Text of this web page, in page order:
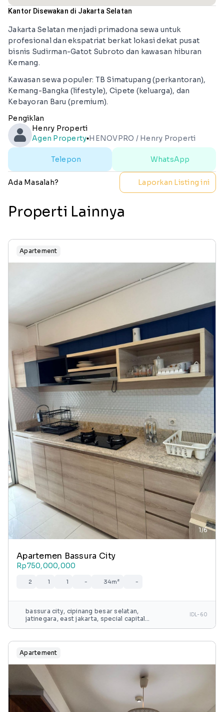
Kantor Disewakan di Jakarta Selatan
Jakarta Selatan menjadi primadona sewa untuk
profesional dan ekspatriat berkat lokasi dekat pusat
bisnis Sudirman-Gatot Subroto dan kawasan hiburan
Kemang.
Kawasan sewa populer: TB Simatupang (perkantoran),
Kemang-Bangka (lifestyle), Cipete (keluarga), dan
Kebayoran Baru (premium).
Pengiklan
Henry Properti
Agen Propertylens HENOVPRO / Henry Properti
Telepon WhatsApp
Ada Masalah? Laporkan Listing ini
Properti Lainnya
Apartement
1/6
Apartemen Bassura City
Rp750,000,000
2 1 1 - 34m² -
bassura city, cipinang besar selatan,
jatinegara, east jakarta, special capital
IDL-60
Apartement